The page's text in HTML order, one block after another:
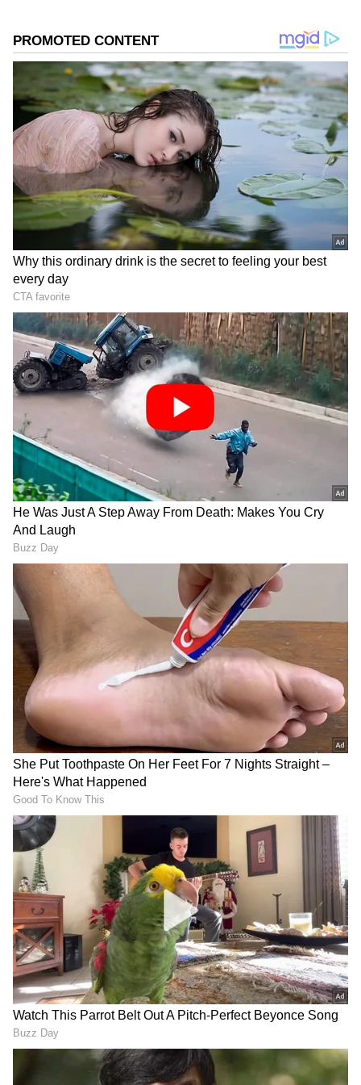
Related Articles
Karnataka Budget 2026-27: ಹಿಂದಿನ ಬಜೆಟ್‌ನಿಂದ
ನಿರಾಸೆ, ಈ ಬಾರಿ ಹಾವೇರಿ ಜನರ ಬೇಡಿಕೆ ಈಡೇರುತ್ತಾ?
Karnataka Budget: ಶಿಕ್ಷಣಕ್ಕೆ ಸಿಂಹಪಾಲು, ಮಹಿಳಾ
ಕಲ್ಯಾಣಕ್ಕೆ ಭರ್ಜರಿ ಕೊಡುಗೆ; ಯಾವ ಇಲಾಖೆಗೆ ಎಷ್ಟು?
ಆದಾಯದ ಗುರಿ ಮತ್ತು ಬಜೆಟ್ ಗಾತ್ರ
ರಾಜ್ಯದ ಆರ್ಥಿಕತೆಯನ್ನು ಬಲಪಡಿಸಲು ಸಿಎಂ ಸಿದ್ದರಾಮಯ್ಯ
ಅವರು ಈ ಬಾರಿ 2.20 ಲಕ್ಷ ಕೋಟಿ ರೂಪಾಯಿಗಳ ಸ್ವಂತ
ತೆರಿಗೆ ಸಂಗ್ರಹದ ಗುರಿ ಹಾಕಿದ್ದಾರೆ. ಗ್ಯಾರಂಟಿ ಯೋಜನೆಗಳಿಗೆ
ಸುಮಾರು 65,000 ಕೋಟಿ ರೂಪಾಯಿಗಳಿಗೂ ಅಧಿಕ ಹಣ
ವ್ಯಯಿಸುತ್ತಿದ್ದರೂ, ಬಂಡವಾಳ ವೆಚ್ಚಗಳಿಗೆ ಧಕ್ಕೆ ಬಾರದಂತೆ
ನೋಡಿಕೊಳ್ಳಲು ಈ ಬೃಹತ್ ಸಾಲದ ಮೊರೆ ಹೋಗಲಾಗಿದೆ.
ಒಟ್ಟಾರೆಯಾಗಿ, ಜನಪ್ರಿಯ ಯೋಜನೆಗಳ ಅನುಷ್ಠಾನದ
ನಡುವೆ ರಾಜ್ಯದ ಸಾಲದ ಹೊರೆ ಹೆಚ್ಚುತ್ತಿರುವುದು ಆತಂಕಕ್ಕೆ
ಕಾರಣವಾಗಿದೆ. ಆದರೂ, ಜಿಎಸ್‌ಡಿಪಿ ಬೆಳವಣಿಗೆಯ ದರವು
ಆಶಾದಾಯಕವಾಗಿರುವುದರಿಂದ ಸಾಲದ ಪ್ರಮಾಣವು
ನಿರ್ವಹಿಸಬಲ್ಲ ಮಟ್ಟದಲ್ಲಿದೆ ಎಂಬುದು ಸರ್ಕಾರದ ವಿಶ್ವಾಸ.
DOWNLOAD APP
ಕರ್ನಾಟಕ, ಭಾರತ (India News) ಮತ್ತು ಜಗತ್ತಿನ
ಕ್ಷಣಕ್ಷಣದ ಕನ್ನಡ ಸುದ್ದಿ (Kannada News)
ಅಪ್ಡೇಟ್‌ಗಳಿಗಾಗಿ ಏಷ್ಯಾನೆಟ್ ಸುವರ್ಣ ನ್ಯೂಸ್‌ ಫಾಲೋ
ಮಾಡಿ. ಬ್ರೇಕಿಂಗ್ ಸುದ್ದಿ (
Latest Kannada News ),
ವಿಶೇಷ ವರದಿಗಳು ಮತ್ತು ನೇರ ಪ್ರಸಾರಗಳೊಂದಿಗೆ
(kannada news live) ಸಂಪೂರ್ಣ ಮಾಹಿತಿ ಒಂದೇ
ಕ್ಲಿಕ್‌ನಲ್ಲಿ ಲಭ್ಯ. ಏಷ್ಯಾನೆಟ್ ಸುವರ್ಣ ನ್ಯೂಸ್ ಅಧಿಕೃತ
ಆ್ಯಪ್ ಡೌನ್‌ಲೋಡ್ ಮಾಡಿ ಹಾಗು ಎಲ್ಲಾ ಅಪ್‌ಡೇಟ್
ಗಳನ್ನು ಪಡೆಯಿರಿ
RECOMMENDED STORIES
ರಾಜ್ಯ ರಾಜಕೀಯಕ್ಕೆ ಅಹಿಂಸಾ
ಚೇತನ್ ಎಂಟ್ರಿ; ಸಮ-ಸಮಾಜ
ನಿರ್ಮಾಣಕ್ಕೆ ಹೊಸ ರಾಜಕೀಯ
ಪಕ್ಷದ ಘೋಷಣೆ!
B Nagendra: ಕೋರ್ಟ್‌ ಷರತ್ತು